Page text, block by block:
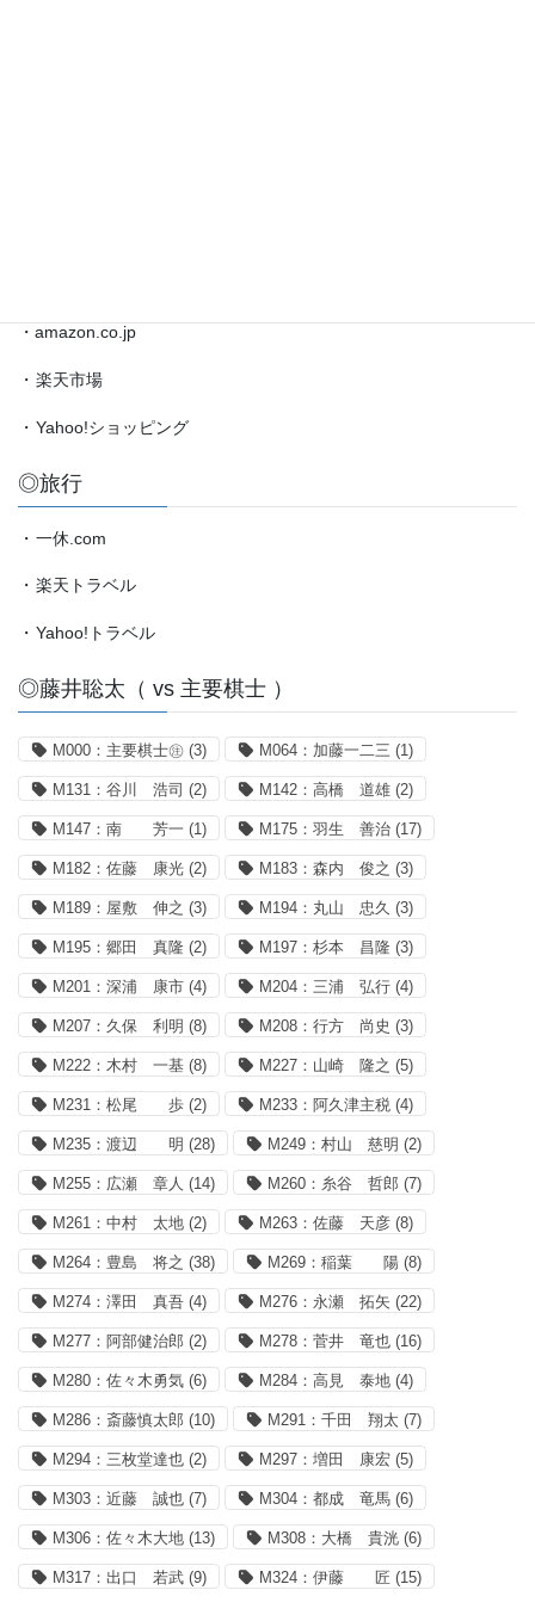
・amazon.co.jp
・ 楽天市場
・ Yahoo!ショッピング
◎旅行
・ 一休.com
・ 楽天トラベル
・ Yahoo!トラベル
◎藤井聡太（ vs 主要棋士 ）
M000：主要棋士㊟ (3) M064：加藤一二三 (1)
M131：谷川 浩司 (2) M142：高橋 道雄 (2)
M147：南 芳一 (1) M175：羽生 善治 (17)
M182：佐藤 康光 (2) M183：森内 俊之 (3)
M189：屋敷 伸之 (3) M194：丸山 忠久 (3)
M195：郷田 真隆 (2) M197：杉本 昌隆 (3)
M201：深浦 康市 (4) M204：三浦 弘行 (4)
M207：久保 利明 (8) M208：行方 尚史 (3)
M222：木村 一基 (8) M227：山崎 隆之 (5)
M231：松尾 歩 (2) M233：阿久津主税 (4)
M235：渡辺 明 (28) M249：村山 慈明 (2)
M255：広瀬 章人 (14) M260：糸谷 哲郎 (7)
M261：中村 太地 (2) M263：佐藤 天彦 (8)
M264：豊島 将之 (38) M269：稲葉 陽 (8)
M274：澤田 真吾 (4) M276：永瀬 拓矢 (22)
M277：阿部健治郎 (2) M278：菅井 竜也 (16)
M280：佐々木勇気 (6) M284：高見 泰地 (4)
M286：斎藤慎太郎 (10) M291：千田 翔太 (7)
M294：三枚堂達也 (2) M297：増田 康宏 (5)
M303：近藤 誠也 (7) M304：都成 竜馬 (6)
M306：佐々木大地 (13) M308：大橋 貴洸 (6)
M317：出口 若武 (9) M324：伊藤 匠 (15)